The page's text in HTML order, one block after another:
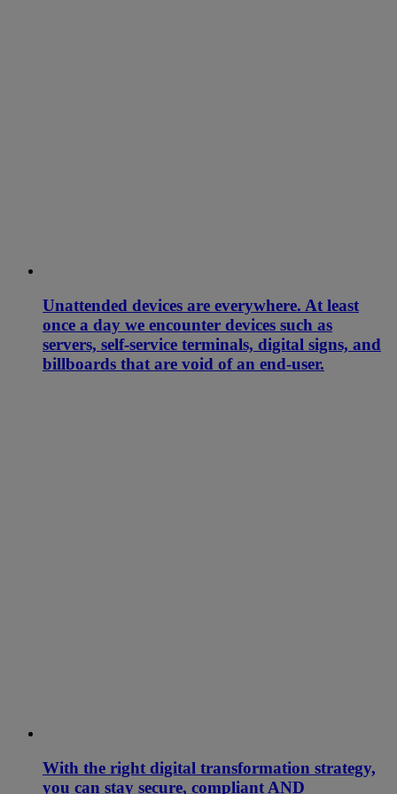
Unattended devices are everywhere. At least
once a day we encounter devices such as
servers, self-service terminals, digital signs, and
billboards that are void of an end-user.
With the right digital transformation strategy,
you can stay secure, compliant AND